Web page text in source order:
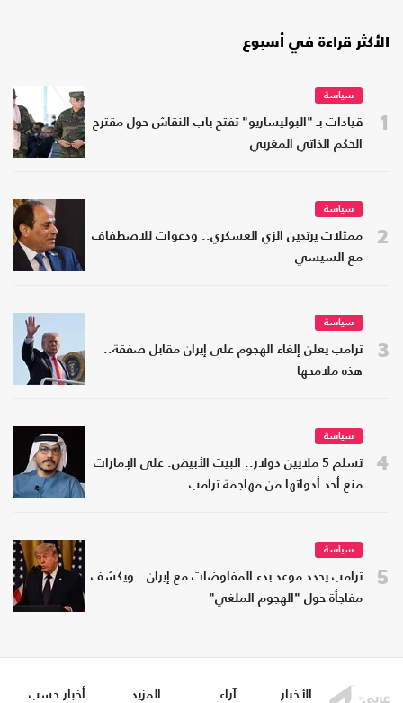
الأكثر قراءة في أسبوع
1
سياسة
قيادات بـ "البوليساريو" تفتح باب النقاش حول مقترح
الحكم الذاتي المغربي
2
سياسة
ممثلات يرتدين الزي العسكري.. ودعوات للاصطفاف
مع السيسي
3
سياسة
ترامب يعلن إلغاء الهجوم على إيران مقابل صفقة..
هذه ملامحها
4
سياسة
تسلم 5 ملايين دولار.. البيت الأبيض: على الإمارات
منع أحد أدواتها من مهاجمة ترامب
5
سياسة
ترامب يحدد موعد بدء المفاوضات مع إيران.. ويكشف
مفاجأة حول "الهجوم الملغي"
الأخبار آراء المزيد أخبار حسب